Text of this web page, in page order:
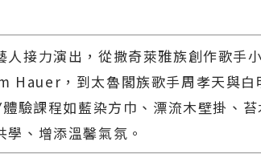
人接力演出，從撒奇萊雅族創作歌手
Hauer，到太魯閣族歌手周孝天與白
驗課程如藍染方巾、漂流木壁掛、
、增添溫馨氣氛。